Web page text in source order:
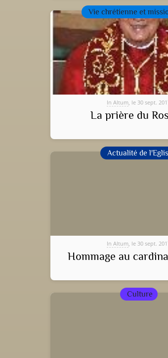
Vie chrétienne et
In Altum, le 30 sept.
La prière du
Actualité de
In Altum, le 30 sept.
Hommage au
Culture